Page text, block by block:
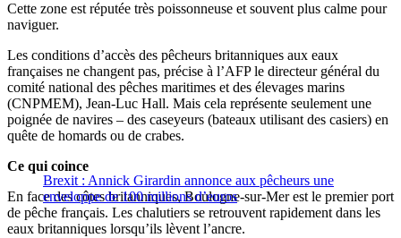
Cette zone est réputée très poissonneuse et souvent plus calme pour
naviguer.
Les conditions d’accès des pêcheurs britanniques aux eaux
françaises ne changent pas, précise à l’AFP le directeur général du
comité national des pêches maritimes et des élevages marins
(CNPMEM), Jean-Luc Hall. Mais cela représente seulement une
poignée de navires – des caseyeurs (bateaux utilisant des casiers) en
quête de homards ou de crabes.
Brexit : Annick Girardin annonce aux pêcheurs une
enveloppe de 100 millions d’euros
Ce qui coince
En face des côtes britanniques, Boulogne-sur-Mer est le premier port
de pêche français. Les chalutiers se retrouvent rapidement dans les
eaux britanniques lorsqu’ils lèvent l’ancre.